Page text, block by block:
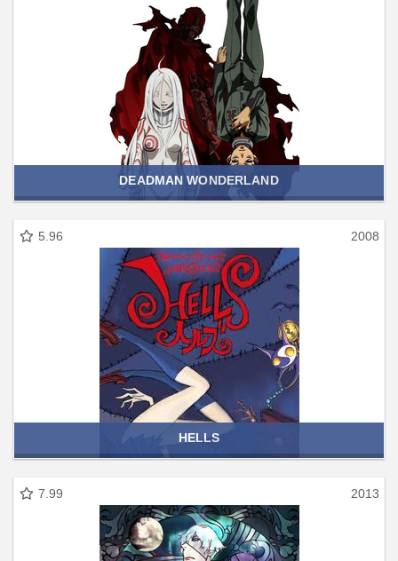
DEADMAN WONDERLAND
5.96 2008
HELLS
7.99 2013